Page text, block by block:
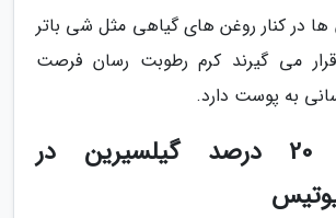
ها در کنار روغن های گیاهی مثل شی باتر
می گیرند کرم رطوبت رسان فرصت
به پوست دارد.
استفاده از 20 درصد گیلسیرین در